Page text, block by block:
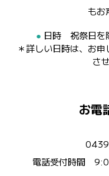
もお
日時 祝祭日
＊詳しい日時は、お
さ
お電
電話受付時間